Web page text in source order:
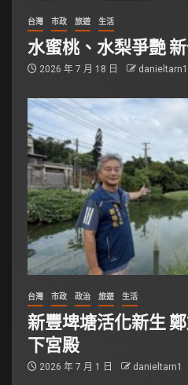
台灣 市政 旅遊 生活
水蜜桃、水梨爭艷
2026 年 7 月 18 日 danieltarn1
台灣 市政 政治 旅遊 生活
新豐埤塘活化新生
下宮殿
2026 年 7 月 1 日 danieltarn1